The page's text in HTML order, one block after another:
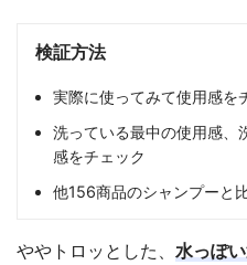
検証方法
実際に使ってみて使用感を
洗っている最中の使用感、
感をチェック
他156商品のシャンプーと
ややトロッとした、 水っぽ